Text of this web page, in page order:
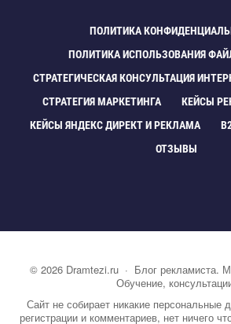
ПОЛИТИКА
ПОЛИТИКА ИСПОЛЬЗОВАНИЯ
СТРАТЕГИЧЕСКАЯ КОНСУЛЬТАЦИЯ
СТРАТЕГИЯ МАРКЕТИНГА
КЕЙСЫ
КЕЙСЫ ЯНДЕКС ДИРЕКТ И РЕКЛАМА
ОТЗЫВЫ
© 2026 Dramtezi.ru· Блог рекламиста.
Обучение,
Сайт не собирает никакие персональные
регистрации и комментариев, нет ничего